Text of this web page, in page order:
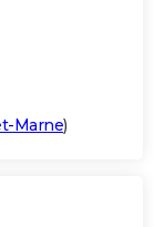
Marne)